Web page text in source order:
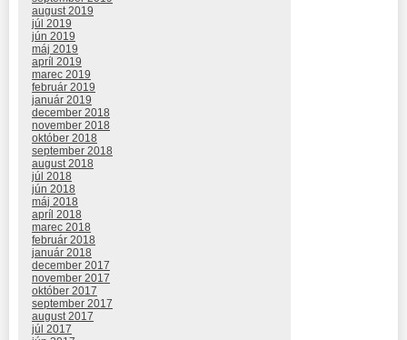
august 2019
júl 2019
jún 2019
máj 2019
apríl 2019
marec 2019
február 2019
január 2019
december 2018
november 2018
október 2018
september 2018
august 2018
júl 2018
jún 2018
máj 2018
apríl 2018
marec 2018
február 2018
január 2018
december 2017
november 2017
október 2017
september 2017
august 2017
júl 2017